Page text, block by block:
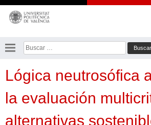
Saltar
contenido
Buscar:
Lógica neutrosófica
la evaluación
alternativas